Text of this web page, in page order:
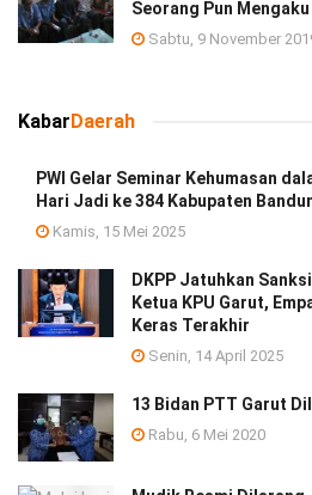
Seorang Pun
Sabtu, 9 November
KabarDaerah
PWI Gelar Seminar Kehumasan
Hari Jadi ke 384 Kabupaten
Kamis, 15 Mei 2025
DKPP Jatuhkan
Ketua KPU Garut,
Keras Terakhir
Senin, 14 April 2025
13 Bidan PTT Garut
Rabu, 6 Mei 2020